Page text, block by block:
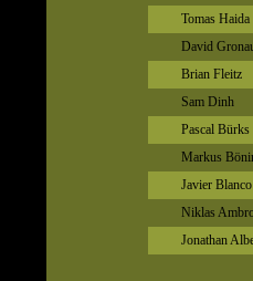
Tomas Haida
David
Brian Fleitz
Sam Dinh
Pascal Bürks
Markus
Javier
Niklas
Jonathan